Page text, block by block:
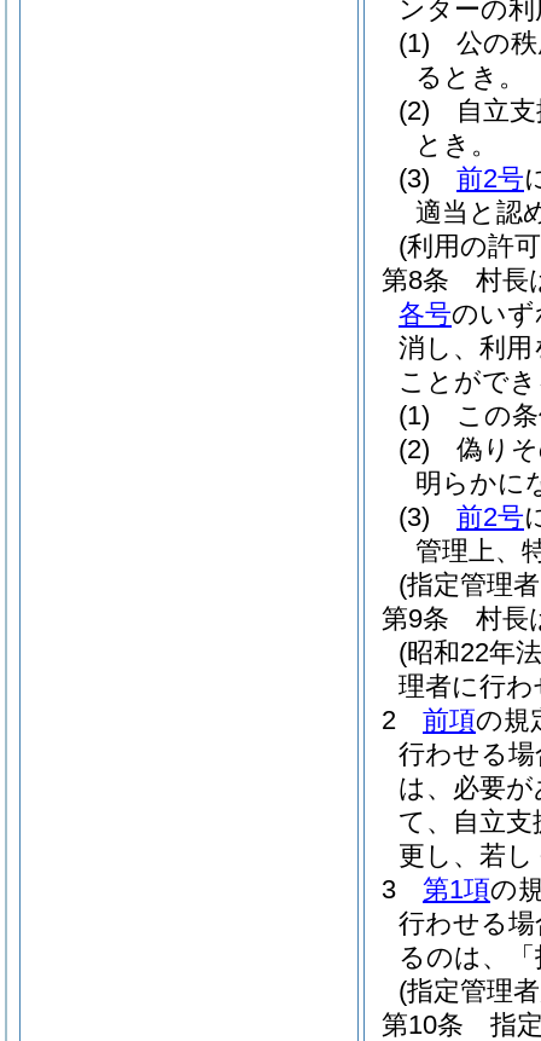
ンターの
(1)
公の
るとき。
(2)
自立
とき。
(3)
前2号
適当と認
(利用の許
第8条
村長
各号のいず
消し、利
ことがで
(1)
この
(2)
偽り
明らかに
(3)
前2号
管理上、
(指定管理
第9条
村長
(昭和22年
理者に行
2
前項の規
行わせる
は、必要
て、自立
更し、若
3
第1項の
行わせる
るのは、
(指定管理
第10条
指